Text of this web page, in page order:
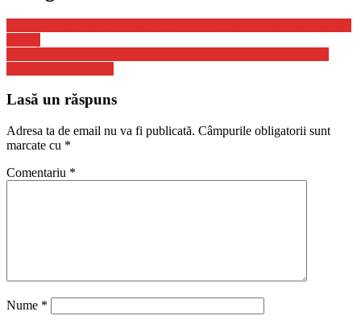
Lasă un răspuns
Adresa ta de email nu va fi publicată. Câmpurile obligatorii sunt
marcate cu *
Comentariu *
Nume *